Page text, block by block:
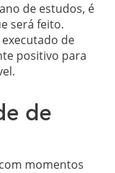
de estudos, é
será feito.
de
positivo para
de
momentos